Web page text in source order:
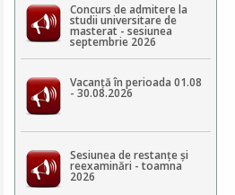
Concurs de admitere la
studii universitare de
masterat - sesiunea
septembrie 2026
Vacanță în perioada 01.08
- 30.08.2026
Sesiunea de restanțe și
reexaminări - toamna
2026